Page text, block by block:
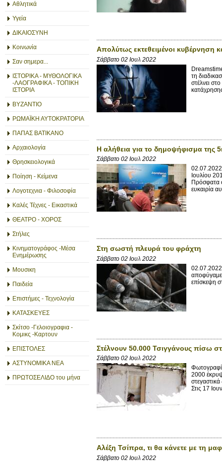
Αθλητικά
Υγεία
ΔΙΚΑΙΟΣΥΝΗ
Κοινωνία
Σαν σημερα...
ΙΣΤΟΡΙΚΑ - ΜΥΘΟΛΟΓΙΚΑ
-ΛΑΟΓΡΑΦΙΚΑ - ΤΟΠΙΚΗ
ΙΣΤΟΡΙΑ
ΒΥΖΑΝΤΙΟ
ΡΩΜΑΪΚΗ ΑΥΤΟΚΡΑΤΟΡΙΑ
ΠΑΠΑΣ ΒΑΤΙΚΑΝΟ
Αρχαιολογία
Θρησκειολογικά
Ποίηση - Κείμενα
Λογοτεχνια - Φιλοσοφία
Καλές Τέχνες - Εικαστικά
ΘΕΑΤΡΟ - ΧΟΡΟΣ
Στήλες
Κινηματογράφος -Μέσα
Ενημέρωσης
Μουσικη
Παιδεία
Επιστήμες - Τεχνολογία
ΚΑΤΑΣΚΕΥΕΣ
Σκίτσο -Γελοιογραφια -
Κομικς -Καρτουν
ΕΠΙΣΤΟΛΕΣ
ΑΣΤΥΝΟΜΙΚΑ ΝΕΑ
ΠΡΩΤΟΣΕΛΙΔΟ του μήνα
Απολύτως εκτεθειμένοι κυβέρνηση
Σάββατο 02 Ιουλ 2022
τη
στέλνει
Η αλήθεια για το δημοψήφισμα της
Σάββατο 02 Ιουλ 2022
Ιουλίου
Πρόσφατα
ευκαιρία
Στη σωστή πλευρά του φράχτη
Σάββατο 02 Ιουλ 2022
αποφύγαμε
επίσκεψη
Στέλνουν 50.000 Τσιγγάνους πίσω
Σάββατο 02 Ιουλ 2022
2000
Στις 17
Αλέξη Τσίπρα, τι θα κάνετε με τη
Σάββατο 02 Ιουλ 2022